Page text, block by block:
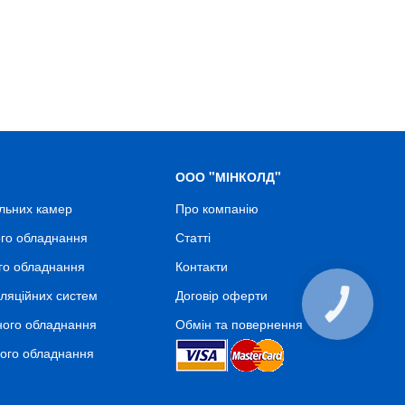
камер
обладнання
обладнання
систем
обладнання
обладнання
ООО "МІНКОЛД"
Про компанію
Статті
Контакти
Договір оферти
Обмін та повернення
КНОПКА
СВЯЗИ